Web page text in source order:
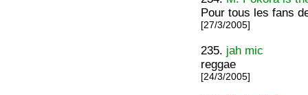
Pour tous les fans
[27/3/2005]
235. jah mic
reggae
[24/3/2005]